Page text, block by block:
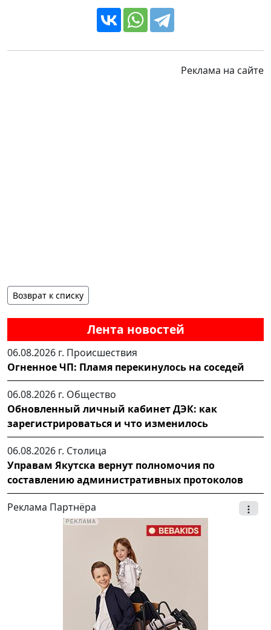
Лента новостей
06.08.2026 г. Происшествия
Огненное ЧП: Пламя перекинулось на соседей
06.08.2026 г. Общество
Обновленный личный кабинет ДЭК: как
зарегистрироваться и что изменилось
06.08.2026 г. Столица
Управам Якутска вернут полномочия по
составлению административных протоколов
Реклама Партнёра
Реклама на сайте
Возврат к списку